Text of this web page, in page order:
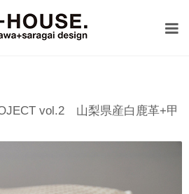
vol.2 山梨県産白鹿革+甲